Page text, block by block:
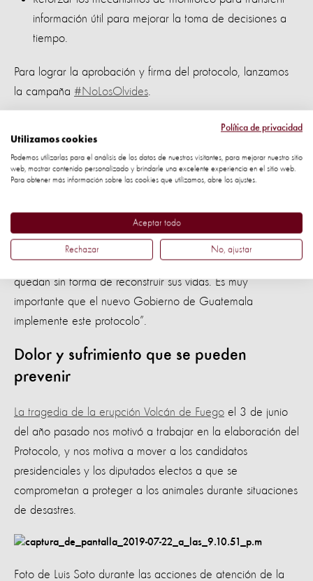
información útil para mejorar la toma de decisiones a
tiempo.
Para lograr la aprobación y firma del protocolo, lanzamos
la campaña #NoLosOlvides
Juan Carlos Murillo, nuestro Gerente Internacional de
Respuesta de Animales en Desastre explica: “en
Guatemala, responder con rapidez a la protección de los
animales puede reducir la necesidad de ayuda a largo
mantenerse autosuficientes y estar mejor preparados para
desastres futuros. Pero sin animales, las familias pierden una
de sus principales fuentes de ingresos y a menudo se
quedan sin forma de reconstruir sus vidas. Es muy
importante que el nuevo Gobierno de Guatemala
implemente este protocolo”.
Dolor y sufrimiento que se pueden
prevenir
La tragedia de la erupción Volcán de Fuego el 3 de junio
del año pasado nos motivó a trabajar en la elaboración del
Protocolo, y nos motiva a mover a los candidatos
presidenciales y los diputados electos a que se
comprometan a proteger a los animales durante situaciones
de desastres.
Foto de Luis Soto durante las acciones de atención de la
Política de privacidad
Utilizamos cookies
Podemos utilizarlas para el análisis de los datos de nuestros visitantes, para mejorar nuestro sitio
web, mostrar contenido personalizado y brindarle una excelente experiencia en el sitio web.
Para obtener más información sobre las cookies que utilizamos, abre los ajustes.
Aceptar todo
Rechazar No, ajustar